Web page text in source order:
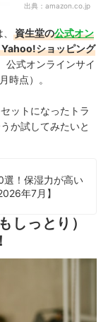
出典： amazon.co.jp
資生堂の公式オン
ショッピング
公式オンラインサイ
時点）。
ットになったトラ
か試してみたいと
選！保湿力が高い
年7月】
しっとり）